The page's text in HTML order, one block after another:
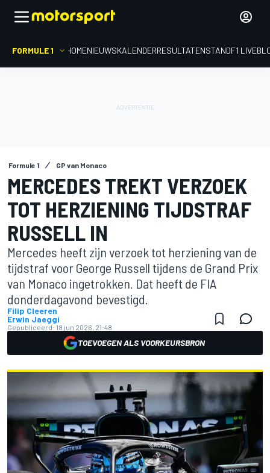
FORMULE 1 HOMENIEUWSKALENDERRESULTATENSTANDF1
Formule 1 GP van Monaco
MERCEDES TREKT VERZOEK
TOT HERZIENING TIJDSTRAF
RUSSELL IN
Mercedes heeft zijn verzoek tot herziening van de
tijdstraf voor George Russell tijdens de Grand Prix
van Monaco ingetrokken. Dat heeft de FIA
donderdagavond bevestigd.
Filip Cleeren
Erwin Jaeggi
Gepubliceerd: 18 jun 2026, 21:48
TOEVOEGEN ALS VOORKEURSBRON